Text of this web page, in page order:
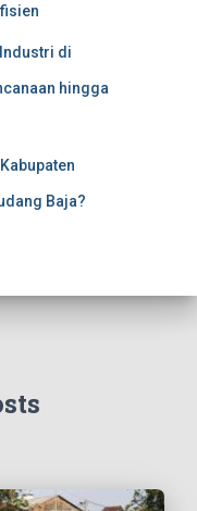
di
hingga
Baja?